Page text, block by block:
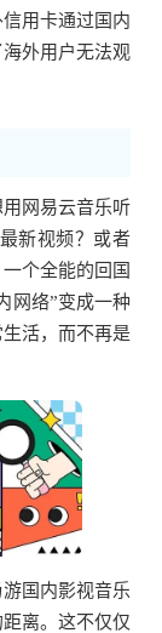
用卡通过国内
外用户无法观
网易云音乐听
新视频？或者
个全能的回国
网络”变成一种
活，而不再是
国内影视音乐
离。这不仅仅